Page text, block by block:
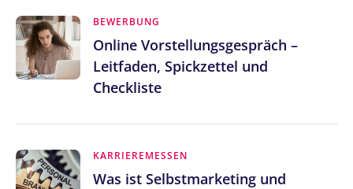
BEWERBUNG
Online Vorstellungsgespräch –
Leitfaden, Spickzettel und
Checkliste
KARRIEREMESSEN
Was ist Selbstmarketing und